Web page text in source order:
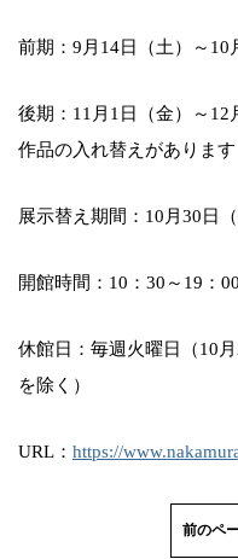
前期：9月14日（土）～10
後期：11月1日（金）～
作品の入れ替えがあります
展示替え期間：10月30日
開館時間：10：30～19：
休館日：毎週火曜日（10
を除く）
URL： https://
前のペ